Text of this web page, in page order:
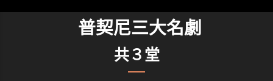
普契尼三大名劇
共３堂